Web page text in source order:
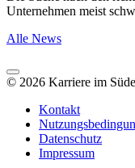
Unternehmen meist
Alle News
© 2026 Karriere im
Kontakt
Datenschutz
Impressum